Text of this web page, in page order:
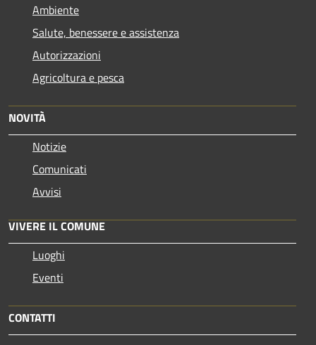
Ambiente
Salute, benessere e assistenza
Autorizzazioni
Agricoltura e pesca
NOVITÀ
Notizie
Comunicati
Avvisi
VIVERE IL COMUNE
Luoghi
Eventi
CONTATTI